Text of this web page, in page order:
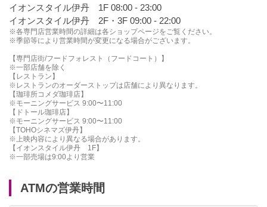
イオンスタイル伊丹 1F 08:00 - 23:00
イオンスタイル伊丹 2F・3F 09:00 - 22:00
※各専門店営業時間の詳細は各ショップページをご覧ください。
※季節等により営業時間が変更になる場合がございます。
【専門店街/フードフォレスト（フードコート）】
※一部店舗を除く
【レストラン】
※レストランのオーダーストップは店舗により異なります。
【珈琲所コメダ珈琲店】
※モーニングサービス 9:00〜11:00
【ドトール珈琲店】
※モーニングサービス 9:00〜11:00
【TOHOシネマズ伊丹】
※上映内容により異なる場合があります。
【イオンスタイル伊丹 1F】
※一部売場は9:00より営業
ATMの営業時間